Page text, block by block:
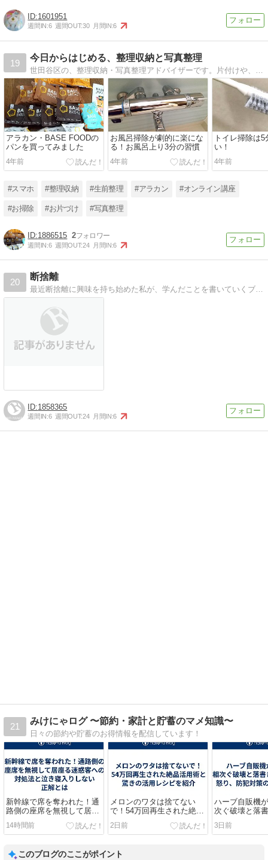
1601951
週間IN:6 週間OUT:30 月間IN:6
19
今日からはじめる、整理収納と写真整理
アラカン・BASE FOODの
パンを買ってみました
4年前
お風呂掃除が劇的に楽にな
る！お風呂上り3分の習慣
4年前
トイレ掃除は
い！
4年前
#スマホ #整理収納 #生前整理 #アラカン #オンライン講座
#お掃除 #お片づけ #写真整理
1886515 2
週間IN:6 週間OUT:24 月間IN:6
20
断捨離
最近断捨離に興味を持ち始めた私が、学んだことを書いていくブログです。
1858365
週間IN:6 週間OUT:24 月間IN:6
21
みけにゃログ 〜節約・家計と貯蓄のマメ知識〜
日々の節約や貯蓄のお得情報を配信しています！
新幹線で席を奪われた！通
路側の座席を無視して居座
る迷惑客への対処法と泣き
寝入りしない正解とは
14時間前
メロンのワタは捨てない
で！54万回再生された絶品
活用術と驚きの活用レシピ
を紹介
2日前
ハーブ自販機
次ぐ破壊と落
家が怒り、防
性を解説
3日前
このブログのここがポイント